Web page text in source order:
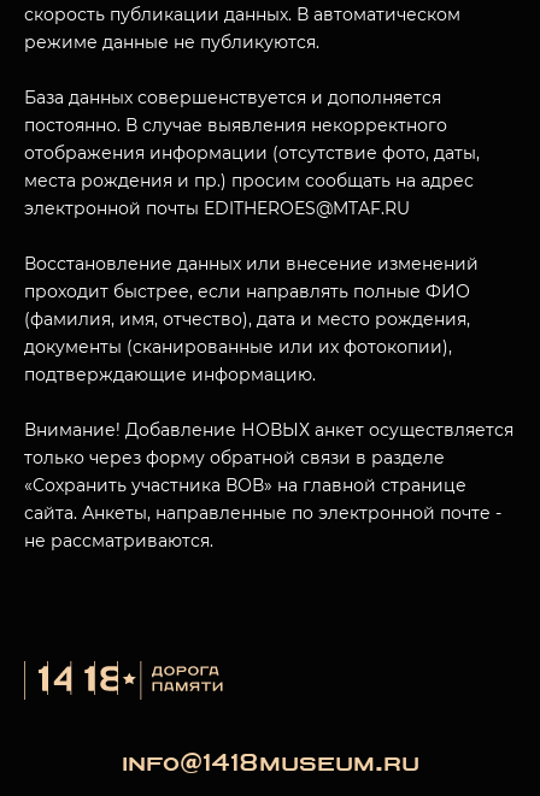
МУЗЕЙНЫЙ КОМПЛЕКС
ПОСЕТИТЕЛЯМ
О НАС
НАЗАД
скорость публикации данных. В автоматическом
режиме данные не публикуются.
База данных совершенствуется и дополняется
постоянно. В случае выявления некорректного
отображения информации (отсутствие фото, даты,
места рождения и пр.) просим сообщать на адрес
электронной почты EDITHEROES@MTAF.RU
Восстановление данных или внесение изменений
проходит быстрее, если направлять полные ФИО
(фамилия, имя, отчество), дата и место рождения,
документы (сканированные или их фотокопии),
подтверждающие информацию.
Внимание! Добавление НОВЫХ анкет осуществляется
только через форму обратной связи в разделе
«Сохранить участника ВОВ» на главной странице
сайта. Анкеты, направленные по электронной почте -
не рассматриваются.
info@1418museum.ru